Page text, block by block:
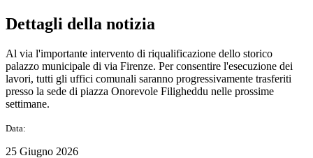
Dettagli della notizia
Al via l'importante intervento di riqualificazione dello storico
palazzo municipale di via Firenze. Per consentire l'esecuzione dei
lavori, tutti gli uffici comunali saranno progressivamente trasferiti
presso la sede di piazza Onorevole Filigheddu nelle prossime
settimane.
Data:
25 Giugno 2026